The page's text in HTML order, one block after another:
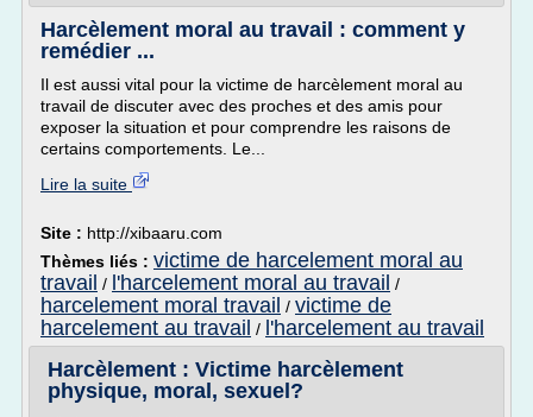
Harcèlement moral au travail : comment y
remédier ...
Il est aussi vital pour la victime de harcèlement moral au
travail de discuter avec des proches et des amis pour
exposer la situation et pour comprendre les raisons de
certains comportements. Le...
Lire la suite
Site : http://xibaaru.com
Thèmes liés : victime de harcelement moral au
travail / l'harcelement moral au travail /
harcelement moral travail / victime de
harcelement au travail / l'harcelement au travail
Harcèlement : Victime harcèlement
physique, moral, sexuel?